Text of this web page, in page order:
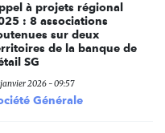
à projets régional
: 8 associations
sur deux
de la banque de
SG
janvier 2026 - 09:57
Générale